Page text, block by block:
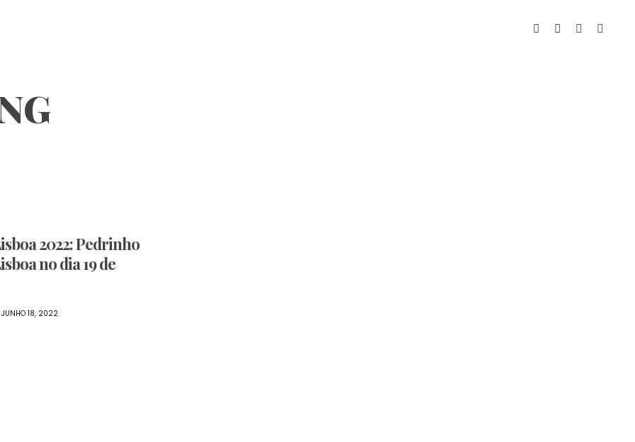
2022: Pedrinho
no dia 19 de
JUNHO 18, 2022